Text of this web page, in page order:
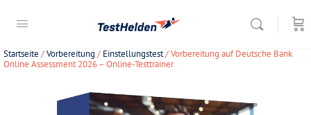
Startseite /Vorbereitung / Einstellungstest/ Vorbereitung auf Deutsche Bank
Online Assessment 2026 – Online-Testtrainer